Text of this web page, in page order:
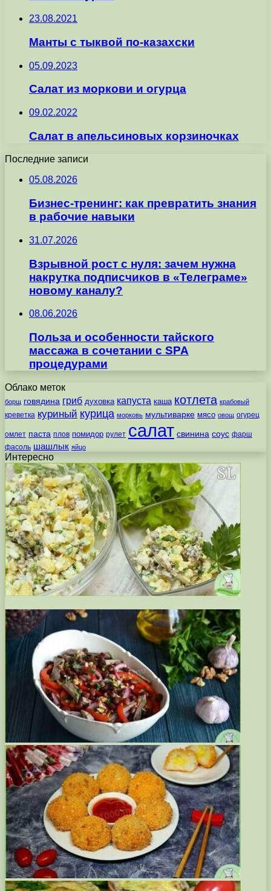
23.08.2021
Манты с тыквой по-казахски
05.09.2023
Салат из моркови и огурца
09.02.2022
Салат в апельсиновых корзиночках
Последние записи
05.08.2026
Бизнес-тренинг: как превратить знания
в рабочие навыки
31.07.2026
Взрывной рост с нуля: зачем нужна
накрутка подписчиков в «Телеграме»
новому каналу?
08.06.2026
Польза и особенности тайского
массажа в сочетании с SPA
процедурами
Облако меток
борщ говядина гриб духовка капуста каша котлета крабовый
креветка куриный курица морковь мультиварке мясо овощ огурец
омлет паста плов помидор рулет салат свинина соус фарш
фасоль шашлык яйцо
Интересно